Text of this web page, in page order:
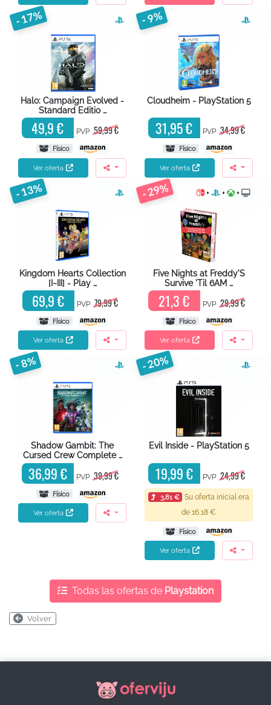
- 17%
Halo: Campaign Evolved -
Standard Editio …
49,9 € PVP 59,99 €
Físico
Ver oferta
- 9%
Cloudheim - PlayStation 5
31,95 € PVP 34,99 €
Físico
Ver oferta
- 13%
Kingdom Hearts Collection
[I~III] - Play …
69,9 € PVP 79,99 €
Físico
Ver oferta
- 29% + + +
Five Nights at Freddy'S
Survive 'Til 6AM …
21,3 € PVP 29,99 €
Físico
Ver oferta
- 8%
Shadow Gambit: The
Cursed Crew Complete …
36,99 € PVP 39,99 €
Físico
Ver oferta
- 20%
Evil Inside - PlayStation 5
19,99 € PVP 24,99 €
3,81 €
Su oferta inicial era
de 16,18 €
Físico
Ver oferta
Todas las ofertas de Playstation
Volver